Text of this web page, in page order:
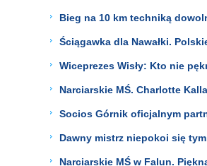
Bieg na 10 km techniką
Ściągawka dla Nawałki.
Wiceprezes Wisły: Kto nie
Narciarskie MŚ. Charlotte
Socios Górnik oficjalnym
Dawny mistrz niepokoi się
Narciarskie MŚ w Falun.